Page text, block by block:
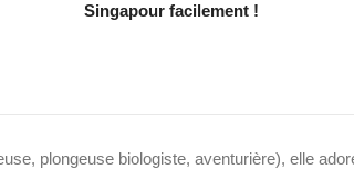
Singapour facilement !
plongeuse biologiste, aventurière), elle